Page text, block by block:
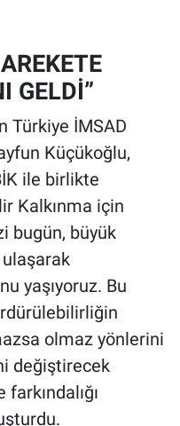
GELDİ”
Türkiye İMSAD
Küçükoğlu,
ile birlikte
Kalkınma için
bugün, büyük
yaşıyoruz. Bu
olmaz yönlerini
değiştirecek